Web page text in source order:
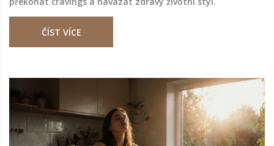
ČÍST VÍCE